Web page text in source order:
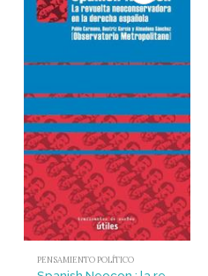
PENSAMIENTO POLÍTICO